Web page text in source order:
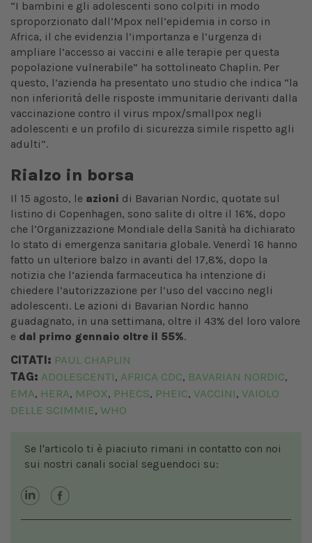
“I bambini e gli adolescenti sono colpiti in modo
sproporzionato dall’Mpox nell’epidemia in corso in
Africa, il che evidenzia l’importanza e l’urgenza di
ampliare l’accesso ai vaccini e alle terapie per questa
popolazione vulnerabile” ha sottolineato Chaplin. Per
questo, l’azienda ha presentato uno studio che indica “la
non inferiorità delle risposte immunitarie derivanti dalla
vaccinazione contro il virus mpox/smallpox negli
adolescenti e un profilo di sicurezza simile rispetto agli
adulti”.
Rialzo in borsa
Il 15 agosto, le azioni di Bavarian Nordic, quotate sul
listino di Copenhagen, sono salite di oltre il 16%, dopo
che l’Organizzazione Mondiale della Sanità ha dichiarato
lo stato di emergenza sanitaria globale. Venerdì 16 hanno
fatto un ulteriore balzo in avanti del 17,8%, dopo la
notizia che l’azienda farmaceutica ha intenzione di
chiedere l’autorizzazione per l’uso del vaccino negli
adolescenti. Le azioni di Bavarian Nordic hanno
guadagnato, in una settimana, oltre il 43% del loro valore
e dal primo gennaio oltre il 55%.
CITATI: PAUL CHAPLIN
TAG: ADOLESCENTI, AFRICA CDC, BAVARIAN NORDIC,
EMA, HERA, MPOX, PHECS, PHEIC, VACCINI, VAIOLO
DELLE SCIMMIE, WHO
Se l'articolo ti è piaciuto rimani in contatto con noi
sui nostri canali social seguendoci su: